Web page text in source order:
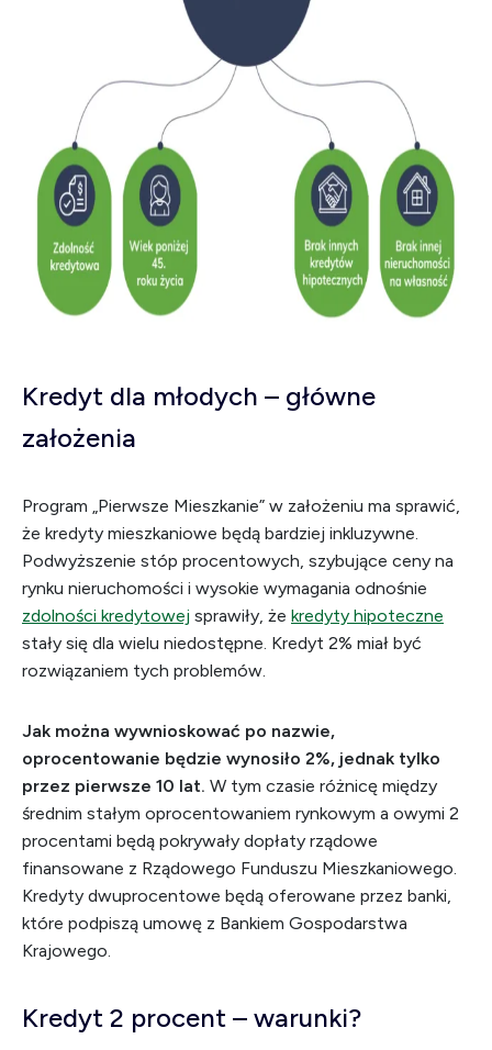
Kredyt dla młodych – główne
założenia
Program „Pierwsze Mieszkanie” w założeniu ma sprawić,
że kredyty mieszkaniowe będą bardziej inkluzywne.
Podwyższenie stóp procentowych, szybujące ceny na
rynku nieruchomości i wysokie wymagania odnośnie
zdolności kredytowej sprawiły, że kredyty hipoteczne
stały się dla wielu niedostępne. Kredyt 2% miał być
rozwiązaniem tych problemów.
Jak można wywnioskować po nazwie,
oprocentowanie będzie wynosiło 2%, jednak tylko
przez pierwsze 10 lat. W tym czasie różnicę między
średnim stałym oprocentowaniem rynkowym a owymi 2
procentami będą pokrywały dopłaty rządowe
finansowane z Rządowego Funduszu Mieszkaniowego.
Kredyty dwuprocentowe będą oferowane przez banki,
które podpiszą umowę z Bankiem Gospodarstwa
Krajowego.
Kredyt 2 procent – warunki?